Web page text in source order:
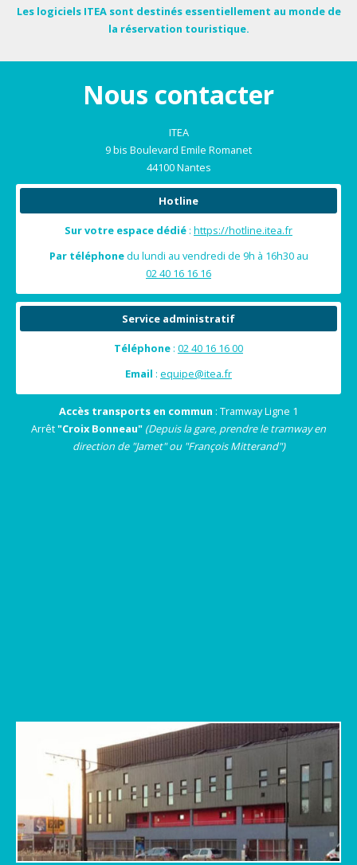
Les logiciels ITEA sont destinés essentiellement au monde de
la réservation touristique.
Nous contacter
ITEA
9 bis Boulevard Emile Romanet
44100 Nantes
Hotline
Sur votre espace dédié : https://hotline.itea.fr
Par téléphonedu lundi au vendredi de 9h à 16h30 au
02 40 16 16 16
Service administratif
Téléphone : 02 40 16 16 00
Email : equipe@itea.fr
Accès transports en commun : Tramway Ligne 1
Arrêt"Croix Bonneau" (Depuis la gare, prendre le tramway en
direction de "Jamet" ou "François Mitterand")